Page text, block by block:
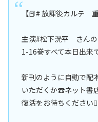
【📕# 放課後カルテ 重
主演#松下洸平 さんの
1-16巻すべて本日出来
新刊のように自動で配
いただくか☎️ネット書
復活をお待ちください